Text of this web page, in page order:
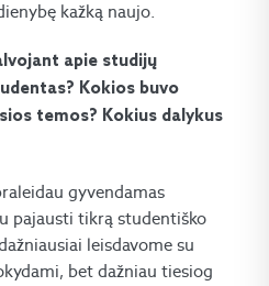
kažką naujo.
apie studijų
Kokios buvo
temos? Kokius dalykus
gyvendamas
pajausti tikrą studentiško
leisdavome su
bet dažniau tiesiog